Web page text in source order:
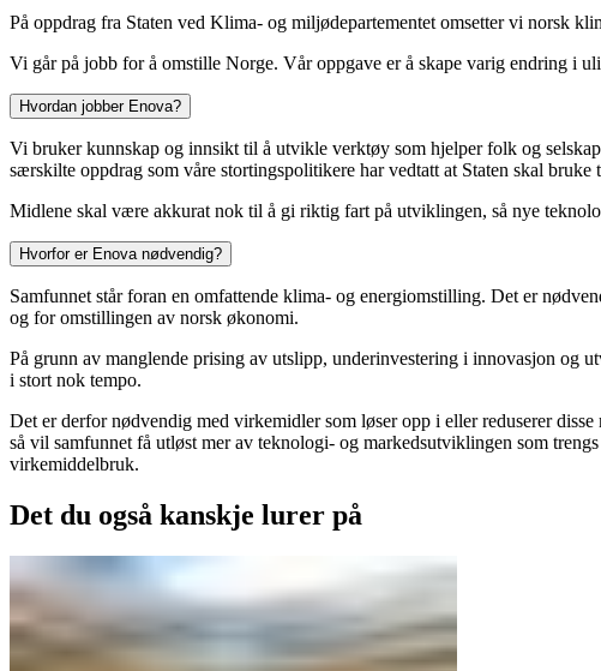
På oppdrag fra Staten ved Klima- og miljødepartementet omsetter vi norsk
Vi går på jobb for å omstille Norge. Vår oppgave er å skape varig endring i
Hvordan jobber Enova?
Vi bruker kunnskap og innsikt til å utvikle verktøy som hjelper folk og
særskilte oppdrag som våre stortingspolitikere har vedtatt at Staten skal bruke
Midlene skal være akkurat nok til å gi riktig fart på utviklingen, så nye
Hvorfor er Enova nødvendig?
Samfunnet står foran en omfattende klima- og energiomstilling. Det er
og for omstillingen av norsk økonomi.
På grunn av manglende prising av utslipp, underinvestering i innovasjon og
i stort nok tempo.
Det er derfor nødvendig med virkemidler som løser opp i eller reduserer
så vil samfunnet få utløst mer av teknologi- og markedsutviklingen som
virkemiddelbruk.
Det du også kanskje lurer på